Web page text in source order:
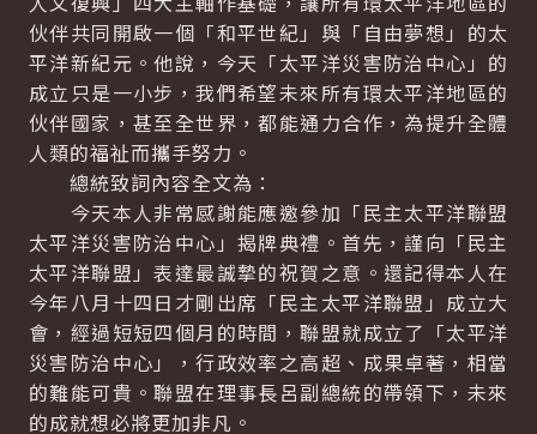
伙伴共同開啟一個「和平世紀」與「自由夢想」的太
平洋新紀元。他說，今天「太平洋災害防治中心」的
成立只是一小步，我們希望未來所有環太平洋地區的
伙伴國家，甚至全世界，都能通力合作，為提升全體
人類的福祉而攜手努力。
總統致詞內容全文為：
今天本人非常感謝能應邀參加「民主太平洋聯盟
太平洋災害防治中心」揭牌典禮。首先，謹向「民主
太平洋聯盟」表達最誠摯的祝賀之意。還記得本人在
今年八月十四日才剛出席「民主太平洋聯盟」成立大
會，經過短短四個月的時間，聯盟就成立了「太平洋
災害防治中心」，行政效率之高超、成果卓著，相當
的難能可貴。聯盟在理事長呂副總統的帶領下，未來
的成就想必將更加非凡。